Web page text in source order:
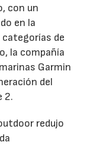
con un
en la
de
la compañía
Garmin
del
2.
redujo